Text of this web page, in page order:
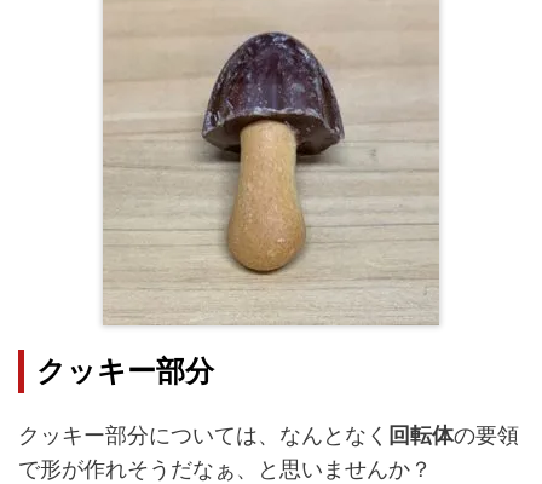
クッキー部分
クッキー部分については、なんとなく 回転体の要領
で形が作れそうだなぁ、と思いませんか？